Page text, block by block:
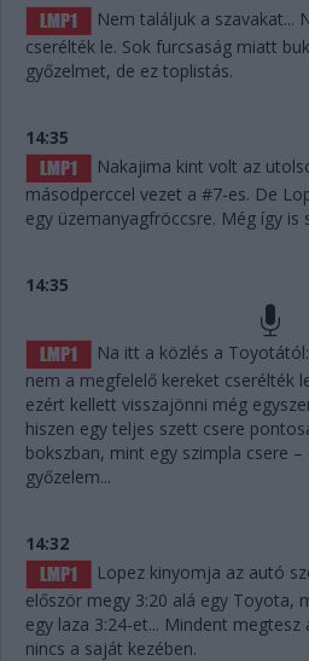
Nem találjuk a szavakat...
cserélték le. Sok furcsaság miatt
győzelmet, de ez toplistás.
14:35
Nakajima kint volt az
másodperccel vezet a #7-es. De
egy üzemanyagfröccsre. Még így is
14:35
Na itt a közlés a
nem a megfelelő kereket cserélték
ezért kellett visszajönni még
hiszen egy teljes szett csere
bokszban, mint egy szimpla csere
győzelem...
14:32
Lopez kinyomja az autó
először megy 3:20 alá egy Toyota,
egy laza 3:24-et... Mindent
nincs a saját kezében.